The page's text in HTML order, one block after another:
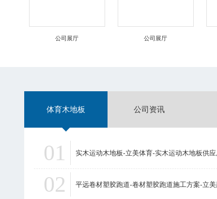
公司展厅 公司展厅
体育木地板 公司资讯
01 实木运动木地板-立美体育-实木运动木地板供
02 平远卷材塑胶跑道-卷材塑胶跑道施工方案-立